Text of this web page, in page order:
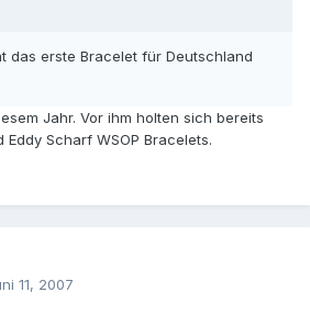
das erste Bracelet für Deutschland
Jahr. Vor ihm holten sich bereits
Scharf WSOP Bracelets.
11, 2007